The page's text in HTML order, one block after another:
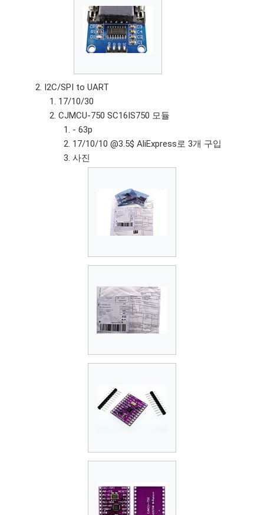
I2C/SPI to UART
17/10/30
CJMCU-750 SC16IS750 모듈
- 63p
17/10/10 @3.5$ AliExpress로 3개 구입
사진